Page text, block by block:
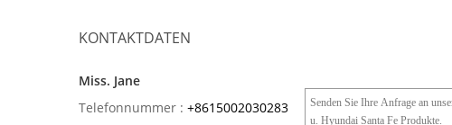
KONTAKTDATEN
Miss. Jane
Telefonnummer : +8615002030283